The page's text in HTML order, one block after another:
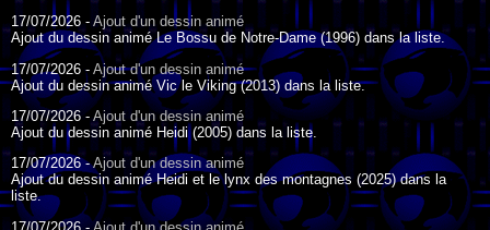
17/07/2026 - Ajout d'un dessin animé
Ajout du dessin animé Le Bossu de Notre-Dame (1996) dans la liste.
17/07/2026 - Ajout d'un dessin animé
Ajout du dessin animé Vic le Viking (2013) dans la liste.
17/07/2026 - Ajout d'un dessin animé
Ajout du dessin animé Heidi (2005) dans la liste.
17/07/2026 -Ajout d'un dessin animé
Ajout du dessin animé Heidi et le lynx des montagnes (2025) dans la
liste.